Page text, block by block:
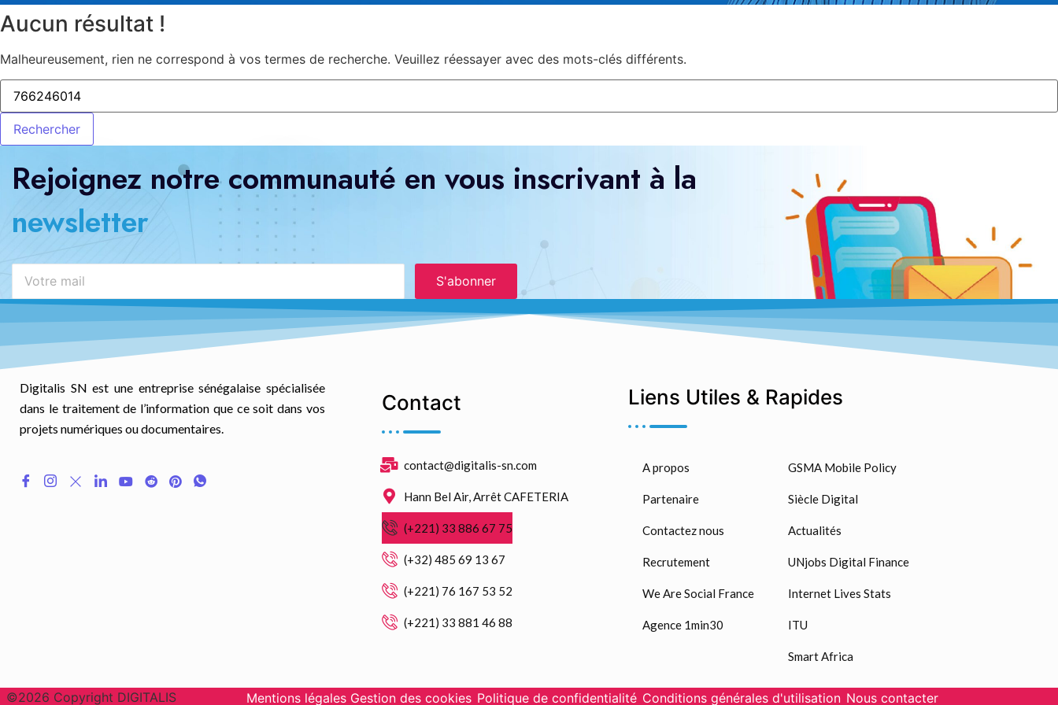
Aucun résultat !
Malheureusement, rien ne correspond à vos termes de recherche. Veuillez réessayer avec des mots-clés différents.
Rejoignez notre communauté en vous inscrivant à la
newsletter
S'abonner
Digitalis SN est une entreprise sénégalaise spécialisée
dans le traitement de l’information que ce soit dans vos
projets numériques ou documentaires.
Contact
contact@digitalis-sn.com
Hann Bel Air, Arrêt CAFETERIA
(+221) 33 886 67 75
(+32) 485 69 13 67
(+221) 76 167 53 52
(+221) 33 881 46 88
Liens Utiles & Rapides
A propos
Partenaire
Contactez nous
Recrutement
We Are Social France
Agence 1min30
GSMA Mobile Policy
Siècle Digital
Actualités
UNjobs Digital Finance
Internet Lives Stats
ITU
Smart Africa
©2026 Copyright DIGITALIS Mentions légales Gestion des cookies Politique de confidentialité Conditions générales d'utilisation Nous contacter